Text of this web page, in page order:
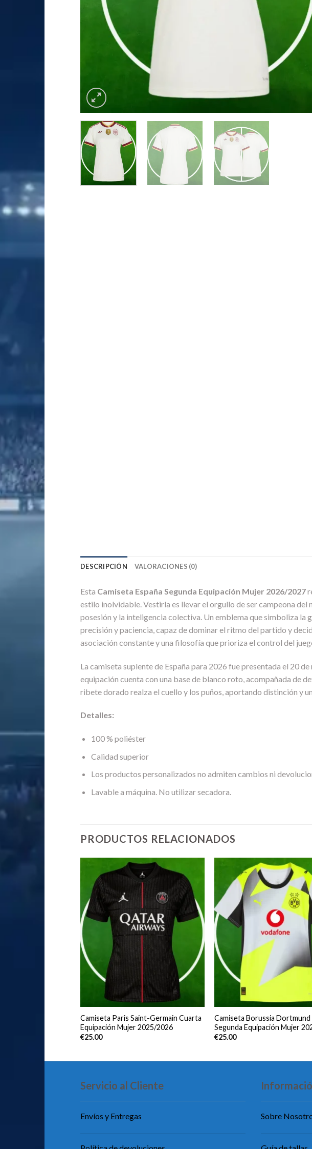
DESCRIPCIÓN VALORACIONES (0)
Esta Camiseta España Segunda Equipación Mujer 2026/2027
estilo inolvidable. Vestirla es llevar el orgullo de ser campeona
posesión y la inteligencia colectiva. Un emblema que simboliza la
precisión y paciencia, capaz de dominar el ritmo del partido y
asociación constante y una filosofía que prioriza el control del
La camiseta suplente de España para 2026 fue presentada el 20
equipación cuenta con una base de blanco roto, acompañada de
ribete dorado realza el cuello y los puños, aportando distinción y
Detalles:
100 % poliéster
Calidad superior
Los productos personalizados no admiten cambios ni
Lavable a máquina. No utilizar secadora.
PRODUCTOS RELACIONADOS
Camiseta Paris Saint-Germain Cuarta
Equipación Mujer 2025/2026
€25.00
Camiseta Borussia Dortmund
Segunda Equipación Mujer
€25.00
Servicio al Cliente
Envíos y Entregas Sobre